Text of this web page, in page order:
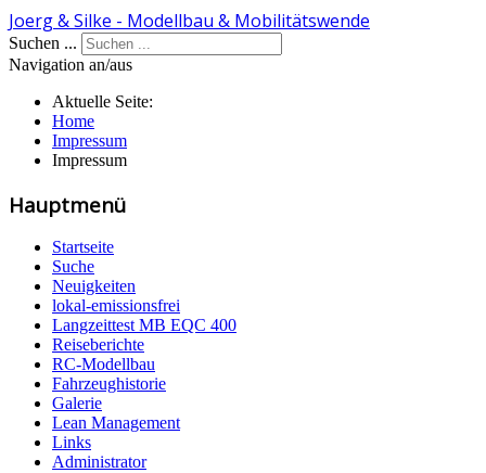
Joerg & Silke - Modellbau & Mobilitätswende
Suchen ...
Navigation an/aus
Aktuelle Seite:
Home
Impressum
Impressum
Hauptmenü
Startseite
Suche
Neuigkeiten
lokal-emissionsfrei
Langzeittest MB EQC 400
Reiseberichte
RC-Modellbau
Fahrzeughistorie
Galerie
Lean Management
Links
Administrator